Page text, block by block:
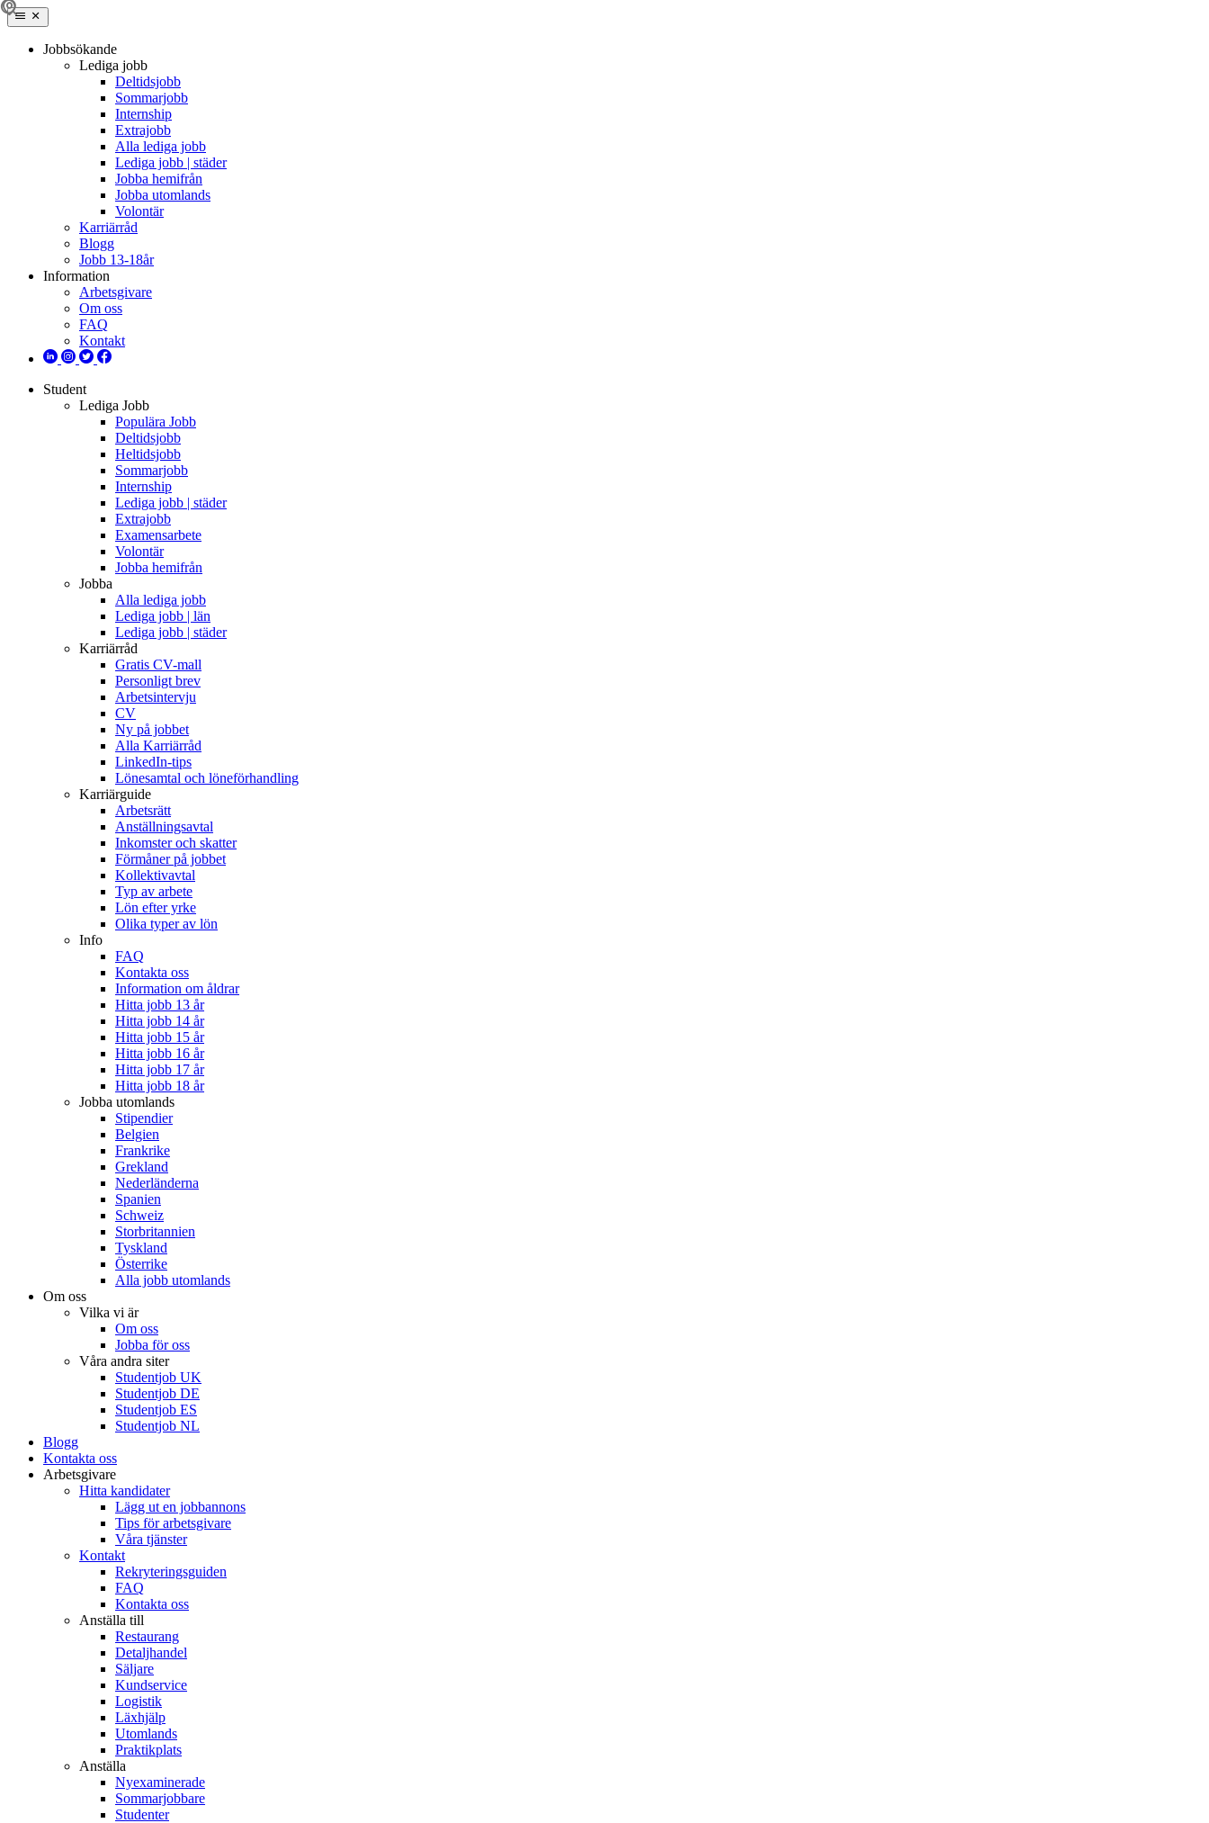
Jobbsökande
Lediga jobb
Deltidsjobb
Sommarjobb
Internship
Extrajobb
Alla lediga jobb
Lediga jobb | städer
Jobba hemifrån
Jobba utomlands
Volontär
Karriärråd
Blogg
Jobb 13-18år
Information
Arbetsgivare
Om oss
FAQ
Kontakt
Student
Lediga Jobb
Populära Jobb
Deltidsjobb
Heltidsjobb
Sommarjobb
Internship
Lediga jobb | städer
Extrajobb
Examensarbete
Volontär
Jobba hemifrån
Jobba
Alla lediga jobb
Lediga jobb | län
Lediga jobb | städer
Karriärråd
Gratis CV-mall
Personligt brev
Arbetsintervju
CV
Ny på jobbet
Alla Karriärråd
LinkedIn-tips
Lönesamtal och löneförhandling
Karriärguide
Arbetsrätt
Anställningsavtal
Inkomster och skatter
Förmåner på jobbet
Kollektivavtal
Typ av arbete
Lön efter yrke
Olika typer av lön
Info
FAQ
Kontakta oss
Information om åldrar
Hitta jobb 13 år
Hitta jobb 14 år
Hitta jobb 15 år
Hitta jobb 16 år
Hitta jobb 17 år
Hitta jobb 18 år
Jobba utomlands
Stipendier
Belgien
Frankrike
Grekland
Nederländerna
Spanien
Schweiz
Storbritannien
Tyskland
Österrike
Alla jobb utomlands
Om oss
Vilka vi är
Om oss
Jobba för oss
Våra andra siter
Studentjob UK
Studentjob DE
Studentjob ES
Studentjob NL
Blogg
Kontakta oss
Arbetsgivare
Hitta kandidater
Lägg ut en jobbannons
Tips för arbetsgivare
Våra tjänster
Kontakt
Rekryteringsguiden
FAQ
Kontakta oss
Anställa till
Restaurang
Detaljhandel
Säljare
Kundservice
Logistik
Läxhjälp
Utomlands
Praktikplats
Anställa
Nyexaminerade
Sommarjobbare
Studenter